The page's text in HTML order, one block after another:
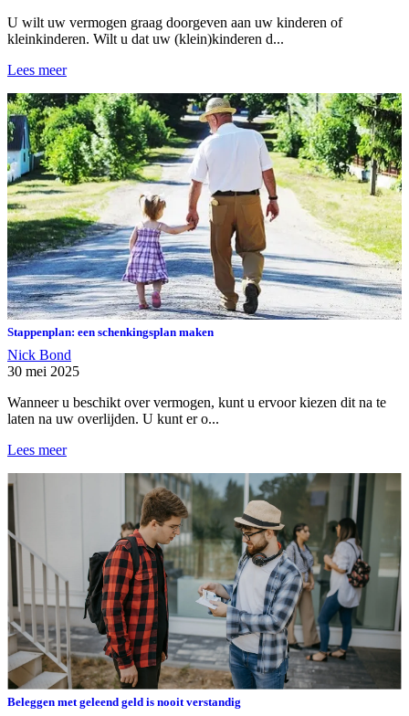
U wilt uw vermogen graag doorgeven aan uw kinderen of
kleinkinderen. Wilt u dat uw (klein)kinderen d...
Lees meer
Stappenplan: een schenkingsplan maken
Nick Bond
30 mei 2025
Wanneer u beschikt over vermogen, kunt u ervoor kiezen dit na te
laten na uw overlijden. U kunt er o...
Lees meer
Beleggen met geleend geld is nooit verstandig